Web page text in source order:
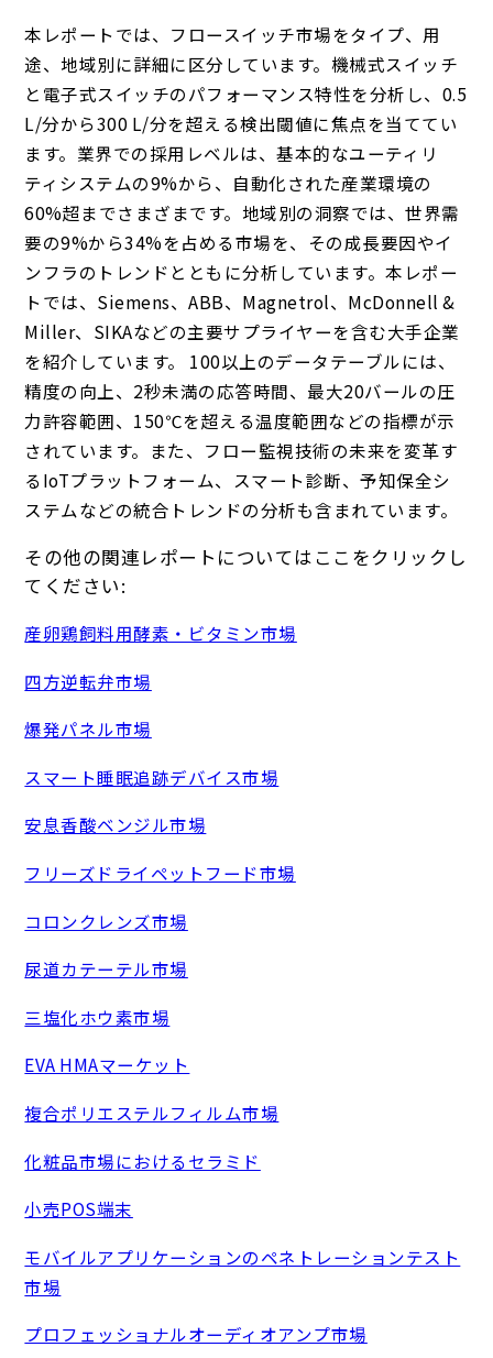
本レポートでは、フロースイッチ市場をタイプ、用
途、地域別に詳細に区分しています。機械式スイッチ
と電子式スイッチのパフォーマンス特性を分析し、0.5
L/分から300 L/分を超える検出閾値に焦点を当ててい
ます。業界での採用レベルは、基本的なユーティリ
ティシステムの9%から、自動化された産業環境の
60%超までさまざまです。地域別の洞察では、世界需
要の9%から34%を占める市場を、その成長要因やイ
ンフラのトレンドとともに分析しています。本レポー
トでは、Siemens、ABB、Magnetrol、McDonnell &
Miller、SIKAなどの主要サプライヤーを含む大手企業
を紹介しています。 100以上のデータテーブルには、
精度の向上、2秒未満の応答時間、最大20バールの圧
力許容範囲、150℃を超える温度範囲などの指標が示
されています。また、フロー監視技術の未来を変革す
るIoTプラットフォーム、スマート診断、予知保全シ
ステムなどの統合トレンドの分析も含まれています。
その他の関連レポートについてはここをクリックし
てください:
産卵鶏飼料用酵素・ビタミン市場
四方逆転弁市場
爆発パネル市場
スマート睡眠追跡デバイス市場
安息香酸ベンジル市場
フリーズドライペットフード市場
コロンクレンズ市場
尿道カテーテル市場
三塩化ホウ素市場
EVA HMAマーケット
複合ポリエステルフィルム市場
化粧品市場におけるセラミド
小売POS端末
モバイルアプリケーションのペネトレーションテスト
市場
プロフェッショナルオーディオアンプ市場